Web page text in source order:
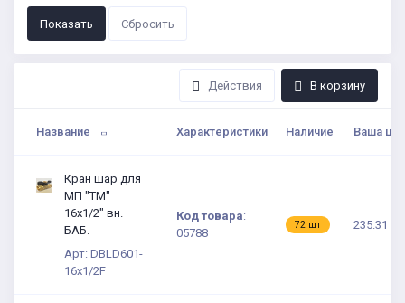
Действия В корзину
Название Характеристики Наличие Ваша
Кран шар для
МП "TM"
16х1/2" вн.
БАБ.
Арт: DBLD601-
16x1/2F
Код товара:
05788
72 шт 235.31 ₽